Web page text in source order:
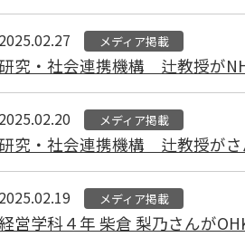
2025.02.27 メディア掲載
究・社会連携機構 辻教授が
2025.02.20 メディア掲載
究・社会連携機構 辻教授がさ
2025.02.19 メディア掲載
経営学科４年 柴倉 梨乃さんが